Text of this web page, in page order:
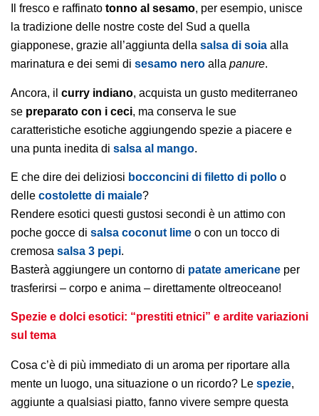
Il fresco e raffinato tonno al sesamo, per esempio, unisce
la tradizione delle nostre coste del Sud a quella
giapponese, grazie all’aggiunta della salsa di soia alla
marinatura e dei semi di sesamo nero alla panure.
Ancora, il curry indiano, acquista un gusto mediterraneo
se preparato con i ceci, ma conserva le sue
caratteristiche esotiche aggiungendo spezie a piacere e
una punta inedita di salsa al mango.
E che dire dei deliziosi bocconcini di filetto di pollo o
delle costolette di maiale?
Rendere esotici questi gustosi secondi è un attimo con
poche gocce di salsa coconut lime o con un tocco di
cremosa salsa 3 pepi.
Basterà aggiungere un contorno di patate americane per
trasferirsi – corpo e anima – direttamente oltreoceano!
Spezie e dolci esotici: “prestiti etnici” e ardite variazioni
sul tema
Cosa c’è di più immediato di un aroma per riportare alla
mente un luogo, una situazione o un ricordo? Le spezie,
aggiunte a qualsiasi piatto, fanno vivere sempre questa